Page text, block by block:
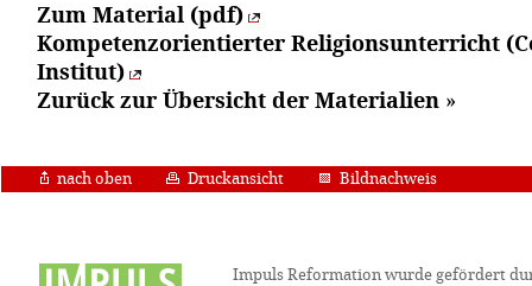
Zum Material (pdf)
Kompetenzorientierter Religionsunterricht
Institut)
Zurück zur Übersicht der Materialien »
nach oben Druckansicht Bildnachweis
Impuls Reformation wurde gefördert